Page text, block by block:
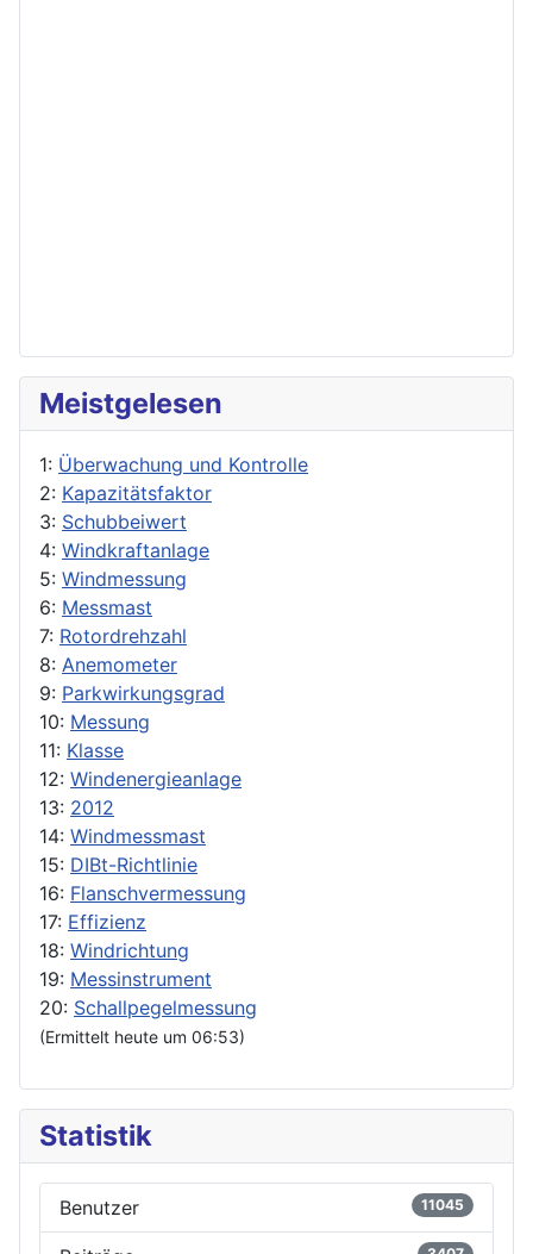
Meistgelesen
1: Überwachung und Kontrolle
2: Kapazitätsfaktor
3: Schubbeiwert
4: Windkraftanlage
5: Windmessung
6: Messmast
7: Rotordrehzahl
8: Anemometer
9: Parkwirkungsgrad
10: Messung
11: Klasse
12: Windenergieanlage
13: 2012
14: Windmessmast
15: DIBt-Richtlinie
16: Flanschvermessung
17: Effizienz
18: Windrichtung
19: Messinstrument
20: Schallpegelmessung
(Ermittelt heute um 06:53)
Statistik
Benutzer 11045